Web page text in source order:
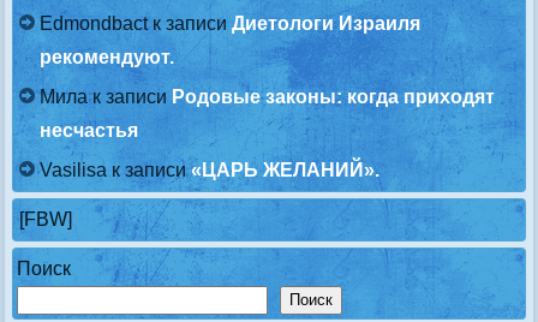
Edmondbactк записиДиетологи Израиля
рекомендуют.
Милак записи Родовые законы: когда приходят
несчастья
Vasilisa к записи«ЦАРЬ ЖЕЛАНИЙ».
[FBW]
Поиск
Поиск